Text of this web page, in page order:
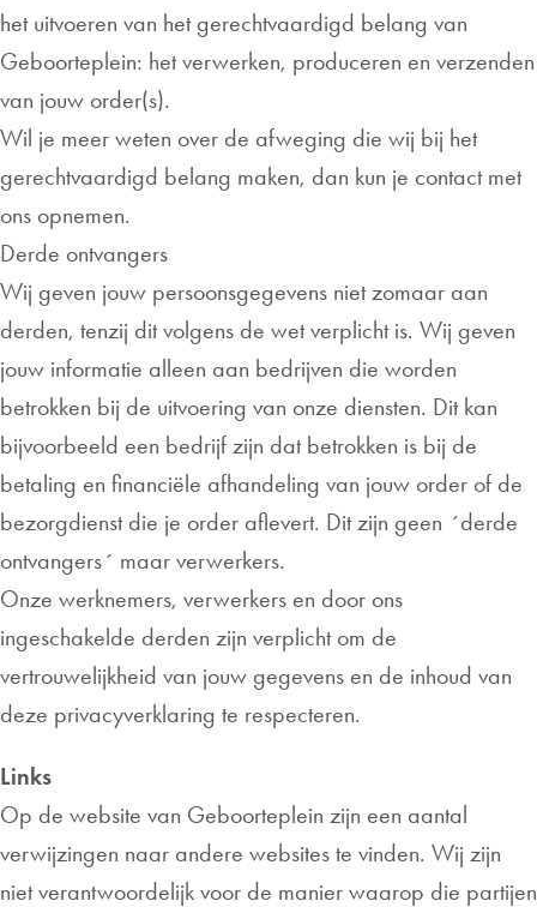
het uitvoeren van het gerechtvaardigd belang van
Geboorteplein: het verwerken, produceren en verzenden
van jouw order(s).
Wil je meer weten over de afweging die wij bij het
gerechtvaardigd belang maken, dan kun je contact met
ons opnemen.
Derde ontvangers
Wij geven jouw persoonsgegevens niet zomaar aan
derden, tenzij dit volgens de wet verplicht is. Wij geven
jouw informatie alleen aan bedrijven die worden
betrokken bij de uitvoering van onze diensten. Dit kan
bijvoorbeeld een bedrijf zijn dat betrokken is bij de
betaling en financiële afhandeling van jouw order of de
bezorgdienst die je order aflevert. Dit zijn geen ´derde
ontvangers´ maar verwerkers.
Onze werknemers, verwerkers en door ons
ingeschakelde derden zijn verplicht om de
vertrouwelijkheid van jouw gegevens en de inhoud van
deze privacyverklaring te respecteren.
Links
Op de website van Geboorteplein zijn een aantal
verwijzingen naar andere websites te vinden. Wij zijn
niet verantwoordelijk voor de manier waarop die partijen